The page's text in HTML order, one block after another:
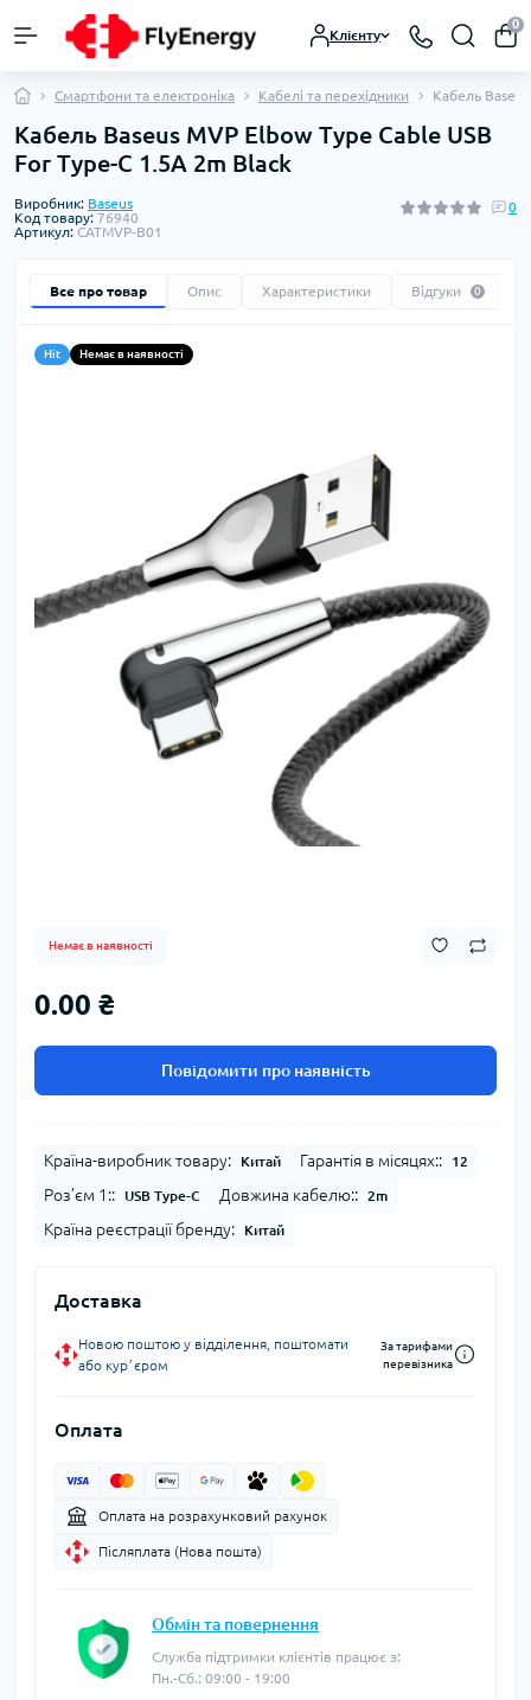
Клієнту
0
Смартфони та електроніка Кабелі та перехідники Кабель
Кабель Baseus MVP Elbow Type Cable USB
For Type-C 1.5A 2m Black
Виробник: Baseus
Код товару: 76940
Артикул: CATMVP-B01
0
Все про товар Опис Характеристики Відгуки 0
Hit Немає в наявності
Немає в наявності
0.00 ₴
Повідомити про наявність
Країна-виробник товару: Китай Гарантія в місяцях:: 12
Роз’єм 1:: USB Type-C Довжина кабелю:: 2m
Країна реєстрації бренду: Китай
Доставка
Новою поштою у відділення, поштомати
або курʼєром
За тарифами
перевізника
Оплата
Оплата на розрахунковий рахунок
Післяплата (Нова пошта)
Обмін та повернення
Служба підтримки клієнтів працює з:
Пн.-Сб.: 09:00 - 19:00